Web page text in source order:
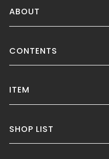
ABOUT
CONTENTS
ITEM
SHOP LIST